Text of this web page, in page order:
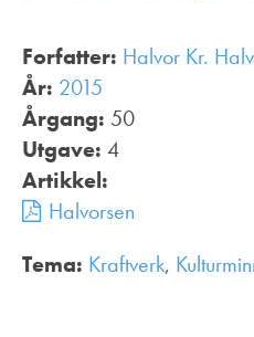
Forfatter: Halvor Kr.
År: 2015
Årgang: 50
Utgave: 4
Artikkel:
Halvorsen
Tema: Kraftverk,